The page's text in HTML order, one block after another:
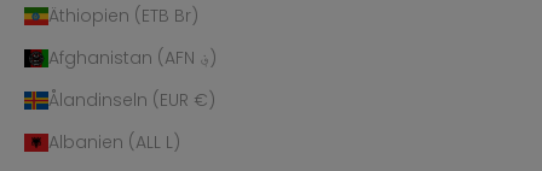
Äthiopien (ETB Br)
Afghanistan (AFN ؋)
Ålandinseln (EUR €)
Albanien (ALL L)